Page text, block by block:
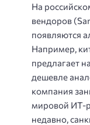
На
вендоров
появляются
Например,
предлагает
дешевле
компания
мировой ИТ-
недавно,